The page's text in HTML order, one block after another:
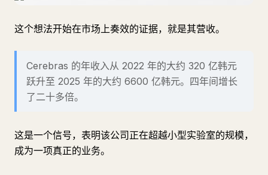
这个想法开始在市场上奏效的证据，就是其营收。
Cerebras 的年收入从 2022 年的大约 320 亿韩元
跃升至 2025 年的大约 6600 亿韩元。四年间增长
了二十多倍。
这是一个信号，表明该公司正在超越小型实验室的规模，
成为一项真正的业务。